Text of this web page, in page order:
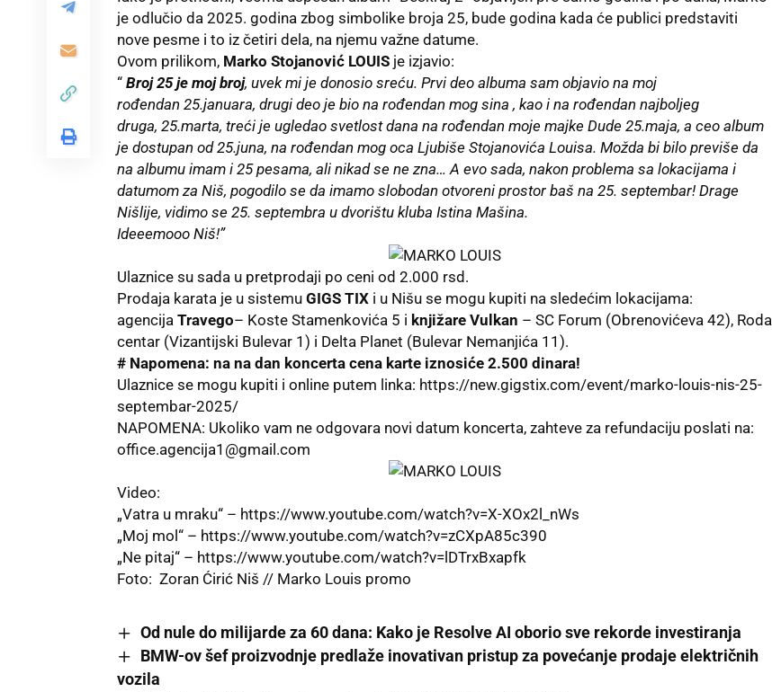
je odlučio da 2025. godina zbog simbolike broja 25, bude godina kada će publici predstaviti
nove pesme i to iz četiri dela, na njemu važne datume.
Ovom prilikom, Marko Stojanović LOUIS je izjavio:
“ Broj 25 je moj broj, uvek mi je donosio sreću. Prvi deo albuma sam objavio na moj
rođendan 25.januara, drugi deo je bio na rođendan mog sina , kao i na rođendan najboljeg
druga, 25.marta, treći je ugledao svetlost dana na rođendan moje majke Dude 25.maja, a ceo album
je dostupan od 25.juna, na rođendan mog oca Ljubiše Stojanovića Louisa. Možda bi bilo previše da
na albumu imam i 25 pesama, ali nikad se ne zna… A evo sada, nakon problema sa lokacijama i
datumom za Niš, pogodilo se da imamo slobodan otvoreni prostor baš na 25. septembar! Drage
Nišlije, vidimo se 25. septembra u dvorištu kluba Istina Mašina.
Ideeemooo Niš!”
Ulaznice su sada u pretprodaji po ceni od 2.000 rsd.
Prodaja karata je u sistemu GIGS TIX i u Nišu se mogu kupiti na sledećim lokacijama:
agencija Travego– Koste Stamenkovića 5 i knjižare Vulkan – SC Forum (Obrenovićeva 42), Roda
centar (Vizantijski Bulevar 1) i Delta Planet (Bulevar Nemanjića 11).
# Napomena: na na dan koncerta cena karte iznosiće 2.500 dinara!
Ulaznice se mogu kupiti i online putem linka: https://new.gigstix.com/event/marko-louis-nis-25-
septembar-2025/
NAPOMENA: Ukoliko vam ne odgovara novi datum koncerta, zahteve za refundaciju poslati na:
office.agencija1@gmail.com
Video:
„Vatra u mraku“ – https://www.youtube.com/watch?v=X-XOx2l_nWs
„Moj mol“ – https://www.youtube.com/watch?v=zCXpA85c390
„Ne pitaj“ – https://www.youtube.com/watch?v=lDTrxBxapfk
Foto: Zoran Ćirić Niš // Marko Louis promo
Od nule do milijarde za 60 dana: Kako je Resolve AI oborio sve rekorde investiranja
BMW-ov šef proizvodnje predlaže inovativan pristup za povećanje prodaje električnih
vozila